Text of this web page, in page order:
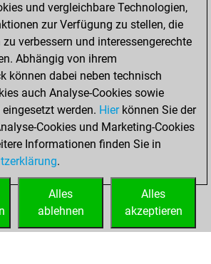
You played 2
slow games
Play
You scored +1
=0 -1 in slow games
Montag, Februar
2023
You created
your Fritz account
und vergleichbare Technologien,
zur Verfügung zu stellen, die
verbessern und interessengerechte
Abhängig von ihrem
können dabei neben technisch
auch Analyse-Cookies sowie
werden. Hierkönnen Sie der
Cookies und Marketing-Cookies
Informationen finden Sie in
.
Alles
akzeptieren
Alles
ablehnen